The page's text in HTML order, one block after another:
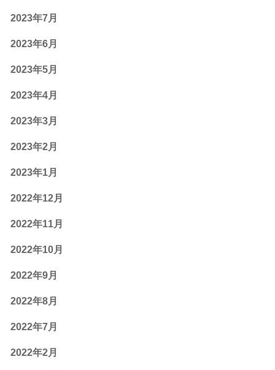
2023年7月
2023年6月
2023年5月
2023年4月
2023年3月
2023年2月
2023年1月
2022年12月
2022年11月
2022年10月
2022年9月
2022年8月
2022年7月
2022年2月